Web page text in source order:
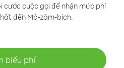
cước cuộc gọi để nhận mức phí
đến Mô-zăm-bích.
biểu phí